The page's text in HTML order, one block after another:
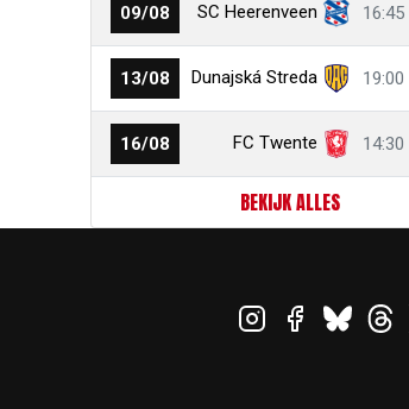
09/08 SC Heerenveen 16:45
13/08 Dunajská Streda 19:00
16/08 FC Twente 14:30
BEKIJK ALLES